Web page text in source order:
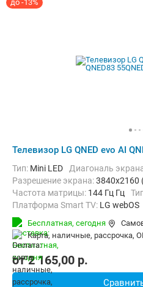
до -13%
Телевизор LG QNED evo AI
Тип: Mini LED Диагональ
Разрешение экрана:3840x2160
Частота матрицы: 144 Гц Гц
Платформа Smart TV: LG webOS
Беспроводные интерфейсы:
Бесплатная, сегодня
карта, наличные, рассрочка,
от2 165,00 p.